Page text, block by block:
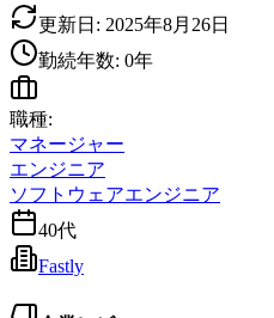
更新日: 2025年8月26日
勤続年数: 0年
職種:
マネージャー
エンジニア
ソフトウェアエンジニア
40代
Fastly